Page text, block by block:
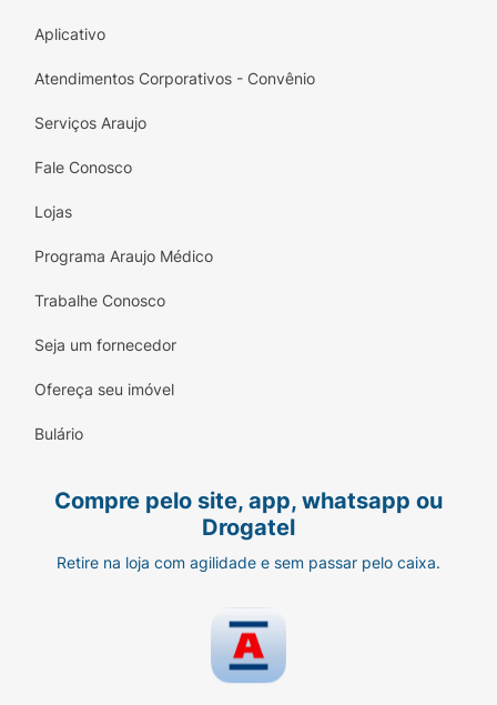
Aplicativo
Atendimentos Corporativos - Convênio
Serviços Araujo
Fale Conosco
Lojas
Programa Araujo Médico
Trabalhe Conosco
Seja um fornecedor
Ofereça seu imóvel
Bulário
Compre pelo site, app, whatsapp ou
Drogatel
Retire na loja com agilidade e sem passar pelo caixa.